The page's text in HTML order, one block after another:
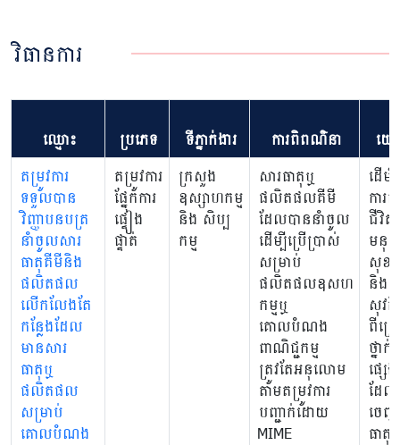
វិធានការ
ឈ្មោះ ប្រភេទ ទីភ្នាក់ងារ ការពិពណ៌នា
យ
តម្រូវការ
ទទួលបាន
វិញ្ញាបនបត្រ
នាំចូលសារ
ធាតុគីមីនិង
ផលិតផល
លើកលែងតែ
កន្លែងដែល
មានសារ
ធាតុឬ
ផលិតផល
សម្រាប់
គោលបំណង
តម្រូវការ
ផ្នែកការ
ផ្ទៀង
ផ្ទាត់
ក្រសួង
ឧស្សាហកម្ម
និង សិប្ប
កម្ម
សារធាតុឬ
ផលិតផលគីមី
ដែលបាននាំចូល
ដើម្បីប្រើប្រាស់
សម្រាប់
ផលិតផលឧសហ
កម្មឬ
គោលបំណង
ពាណិជ្ជកម្ម
ត្រូវតែអនុលោម
តាមតម្រូវការ
បញ្ជាក់ដោយ
MIME
ដើម្បី
ការព
ជីវិត
មនុស្
សុខភ
និង
សុវត្
ពីគ្រ
ថ្នាក់
ផ្សេ
ដែល
ចេញ
ធាតុ